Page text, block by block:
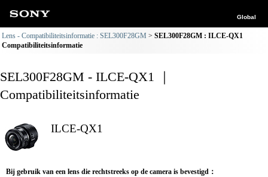
Global
Lens - Compatibiliteitsinformatie : SEL300F28GM
SEL300F28GM : ILCE-QX1
Compatibiliteitsinformatie
SEL300F28GM - ILCE-QX1 ｜
Compatibiliteitsinformatie
ILCE-QX1
Bij gebruik van een lens die rechtstreeks op de camera is bevestigd：